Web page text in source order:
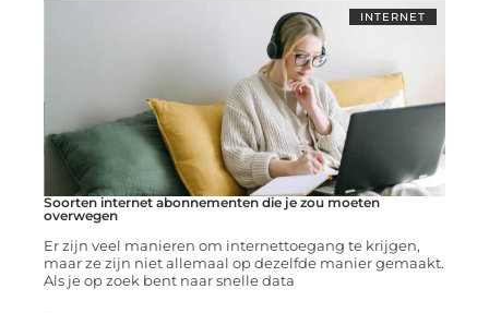
INTERNET
Soorten internet abonnementen die je zou moeten
overwegen
Er zijn veel manieren om internettoegang te krijgen,
maar ze zijn niet allemaal op dezelfde manier gemaakt.
Als je op zoek bent naar snelle data